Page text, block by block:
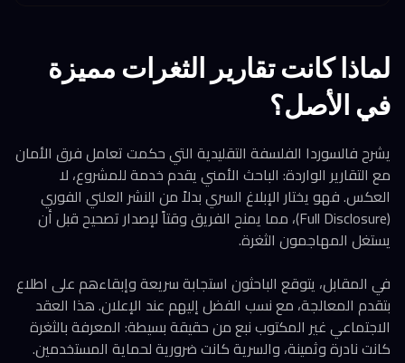
لماذا كانت تقارير الثغرات مميزة
في الأصل؟
يشرح فالسوردا الفلسفة التقليدية التي حكمت تعامل فرق الأمان
مع التقارير الواردة: الباحث الأمني يقدم خدمة للمشروع، لا
العكس. فهو يختار الإبلاغ السري بدلاً من النشر العلني الفوري
(Full Disclosure)، مما يمنح الفريق وقتاً لإصدار تصحيح قبل أن
يستغل المهاجمون الثغرة.
في المقابل، يتوقع الباحثون استجابة سريعة وإبقاءهم على اطلاع
بتقدم المعالجة، مع نسب الفضل إليهم عند الإعلان. هذا العقد
الاجتماعي غير المكتوب نبع من حقيقة بسيطة: المعرفة بالثغرة
كانت نادرة وثمينة، والسرية كانت ضرورية لحماية المستخدمين.